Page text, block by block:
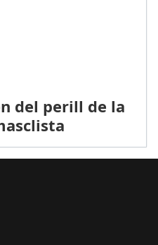
del perill de la